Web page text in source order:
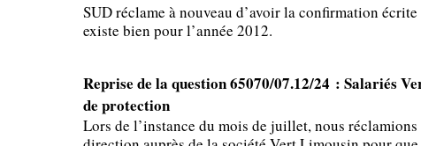
SUD réclame à nouveau d’avoir la confirmation écrite
existe bien pour l’année 2012.
Reprise de la question 65070/07.12/24 : Salariés
de protection
Lors de l’instance du mois de juillet, nous